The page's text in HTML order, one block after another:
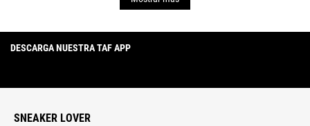
DESCARGA NUESTRA TAF APP
SNEAKER LOVER